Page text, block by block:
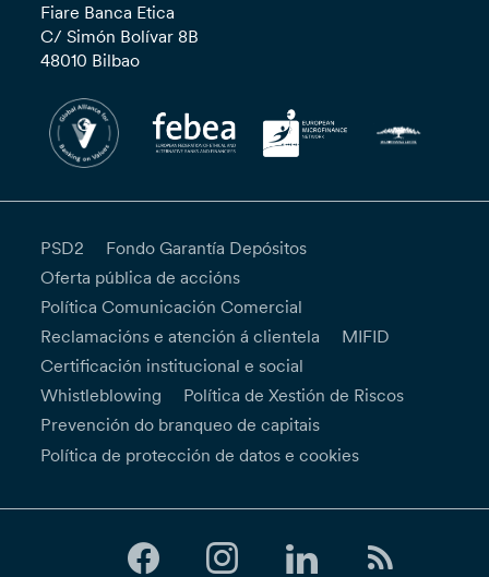
Fiare Banca Etica
C/ Simón Bolívar 8B
48010 Bilbao
PSD2
Fondo Garantía Depósitos
Oferta pública de accións
Política Comunicación Comercial
Reclamacións e atención á clientela
MIFID
Certificación institucional e social
Whistleblowing
Política de Xestión de Riscos
Prevención do branqueo de capitais
Política de protección de datos e cookies